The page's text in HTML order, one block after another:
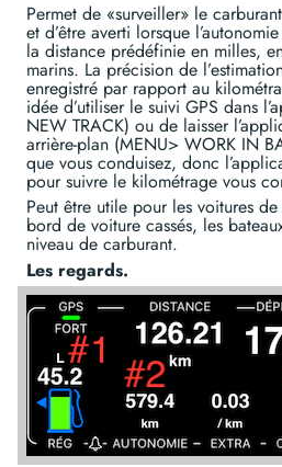
Permet de «surveiller» le
et d’être averti lorsque
la distance prédéfinie en milles,
marins. La précision de
enregistré par rapport au
idée d’utiliser le suivi GPS dans
NEW TRACK) ou de laisser
arrière-plan (MENU> WORK IN
que vous conduisez, donc
pour suivre le kilométrage vous
Peut être utile pour les voitures
bord de voiture cassés, les
niveau de carburant.
Les regards.